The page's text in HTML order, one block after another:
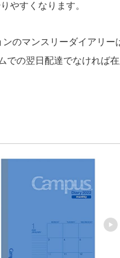
やすくなります。
のマンスリーダイアリー
での翌日配達でなければ在